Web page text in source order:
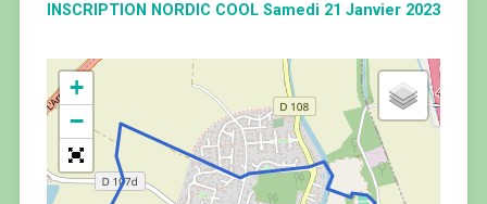
INSCRIPTION NORDIC COOL Samedi 21 Janvier 2023
+
−